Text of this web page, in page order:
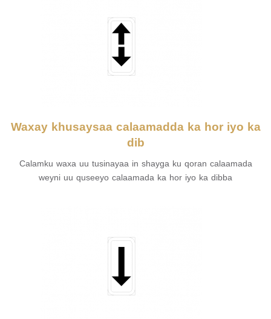
Waxay khusaysaa calaamadda ka hor iyo ka
dib
Calamku waxa uu tusinayaa in shayga ku qoran calaamada
weyni uu quseeyo calaamada ka hor iyo ka dibba